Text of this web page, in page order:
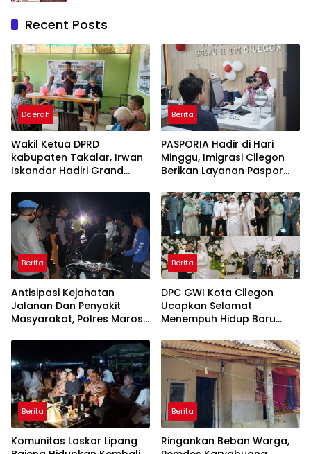
Recent Posts
Daerah
Wakil Ketua DPRD
kabupaten Takalar, Irwan
Iskandar Hadiri Grand
Pertama di Takalar,
Melayani Terapis Gratis
untuk Pasien Dhuafa dan
umum.
Berita
PASPORIA Hadir di Hari
Minggu, Imigrasi Cilegon
Berikan Layanan Paspor
Gratis
Berita
Antisipasi Kejahatan
Jalanan Dan Penyakit
Masyarakat, Polres Maros
Kondusif
Berita
DPC GWI Kota Cilegon
Ucapkan Selamat
Menempuh Hidup Baru
Tuanku Ihza Kemalsya
Damanik
Berita
Komunitas Laskar Lipang
Berita
Ringankan Beban Warga,